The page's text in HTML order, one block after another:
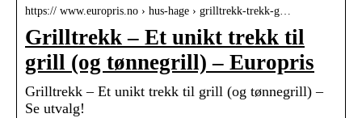
https:// www.europris.no › hus-hage › grilltrekk-trekk-g…
Grilltrekk – Et unikt trekk til
grill (og tønnegrill) – Europris
Grilltrekk – Et unikt trekk til grill (og tønnegrill) –
Se utvalg!